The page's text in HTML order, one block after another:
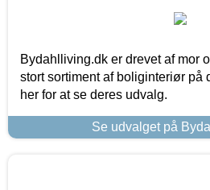
Bydahlliving.dk er drevet af mor
stort sortiment af boliginteriør på
her for at se deres udvalg.
Se udvalget på